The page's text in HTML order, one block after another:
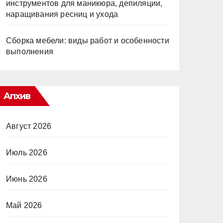
инструментов для маникюра, депиляции,
наращивания ресниц и ухода
Сборка мебели: виды работ и особенности
выполнения
Апхив
Август 2026
Июль 2026
Июнь 2026
Май 2026